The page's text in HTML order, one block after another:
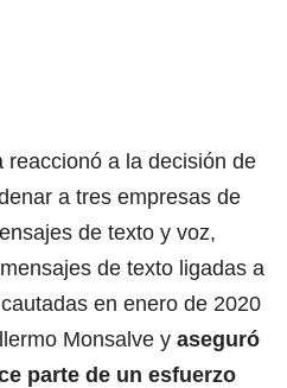
reaccionó a la decisión de
a tres empresas de
de texto y voz,
de texto ligadas a
en enero de 2020
Monsalve y aseguró
parte de un esfuerzo